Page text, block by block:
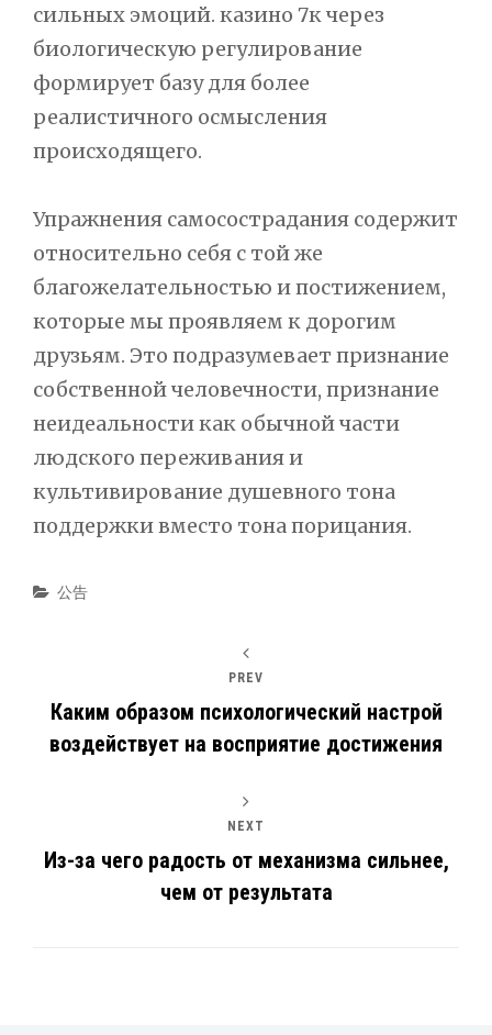
сильных эмоций. казино 7к через
биологическую регулирование
формирует базу для более
реалистичного осмысления
происходящего.
Упражнения самосострадания содержит
относительно себя с той же
благожелательностью и постижением,
которые мы проявляем к дорогим
друзьям. Это подразумевает признание
собственной человечности, признание
неидеальности как обычной части
людского переживания и
культивирование душевного тона
поддержки вместо тона порицания.
Categories
公告
PREV
Каким образом психологический настрой
воздействует на восприятие достижения
NEXT
Из-за чего радость от механизма сильнее,
чем от результата